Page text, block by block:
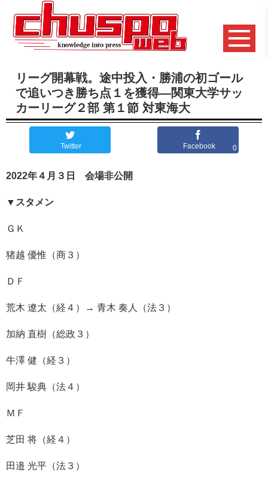
リーグ開幕戦。途中投入・勝浦の初ゴール
で追いつき勝ち点１を獲得―関東大学サッ
カーリーグ２部 第１節 対東海大
Twitter Facebook 0
2022年４月３日 会場非公開
▼スタメン
ＧＫ
猪越 優惟（商３）
ＤＦ
荒木 遼太（経４）→ 青木 奏人（法３）
加納 直樹（総政３）
牛澤 健（経３）
岡井 駿典（法４）
ＭＦ
芝田 将（経４）
田邉 光平（法３）